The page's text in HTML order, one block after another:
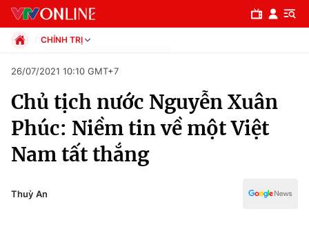
Chuyên mục
Chính trị
CHÍNH TRỊ
Xã hội
Pháp luật
Kinh tế
Thể thao
Truyền hình
26/07/2021 10:10 GMT+7
Chủ tịch nước Nguyễn Xuân
Phúc: Niềm tin về một Việt
Nam tất thắng
Thuỳ An